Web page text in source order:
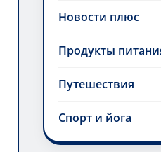
Новости плюс
Продукты
Путешествия
Спорт и йога